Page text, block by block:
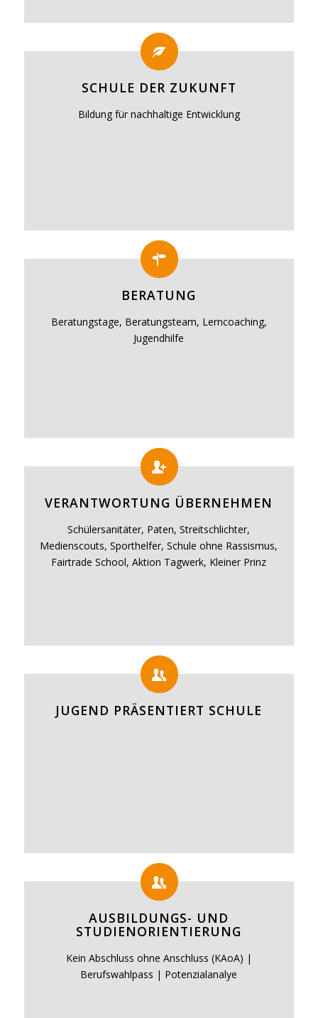
SCHULE DER ZUKUNFT
Bildung für nachhaltige Entwicklung
BERATUNG
Beratungstage, Beratungsteam, Lerncoaching,
Jugendhilfe
VERANTWORTUNG ÜBERNEHMEN
Schülersanitäter, Paten, Streitschlichter,
Medienscouts, Sporthelfer, Schule ohne Rassismus,
Fairtrade School, Aktion Tagwerk, Kleiner Prinz
JUGEND PRÄSENTIERT SCHULE
AUSBILDUNGS- UND
STUDIENORIENTIERUNG
Kein Abschluss ohne Anschluss (KAoA) |
Berufswahlpass | Potenzialanalye